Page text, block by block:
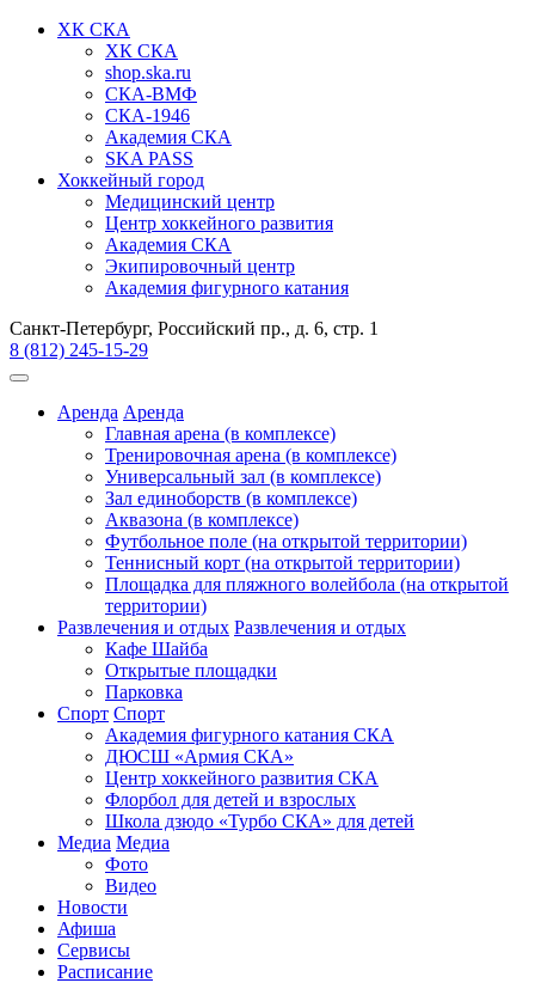
ХК СКА
ХК СКА
shop.ska.ru
СКА-ВМФ
СКА-1946
Академия СКА
SKA PASS
Хоккейный город
Медицинский центр
Центр хоккейного развития
Академия СКА
Экипировочный центр
Академия фигурного катания
Санкт-Петербург, Российский пр., д. 6, стр. 1
8 (812) 245-15-29
Аренда Аренда
Главная арена (в комплексе)
Тренировочная арена (в комплексе)
Универсальный зал (в комплексе)
Зал единоборств (в комплексе)
Аквазона (в комплексе)
Футбольное поле (на открытой территории)
Теннисный корт (на открытой территории)
Площадка для пляжного волейбола (на открытой
территории)
Развлечения и отдых Развлечения и отдых
Кафе Шайба
Открытые площадки
Парковка
Спорт Спорт
Академия фигурного катания СКА
ДЮСШ «Армия СКА»
Центр хоккейного развития СКА
Флорбол для детей и взрослых
Школа дзюдо «Турбо СКА» для детей
Медиа Медиа
Фото
Видео
Новости
Афиша
Сервисы
Расписание